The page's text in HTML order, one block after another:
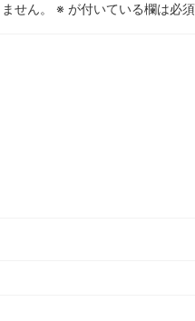
せん。 ※ が付いている欄は必